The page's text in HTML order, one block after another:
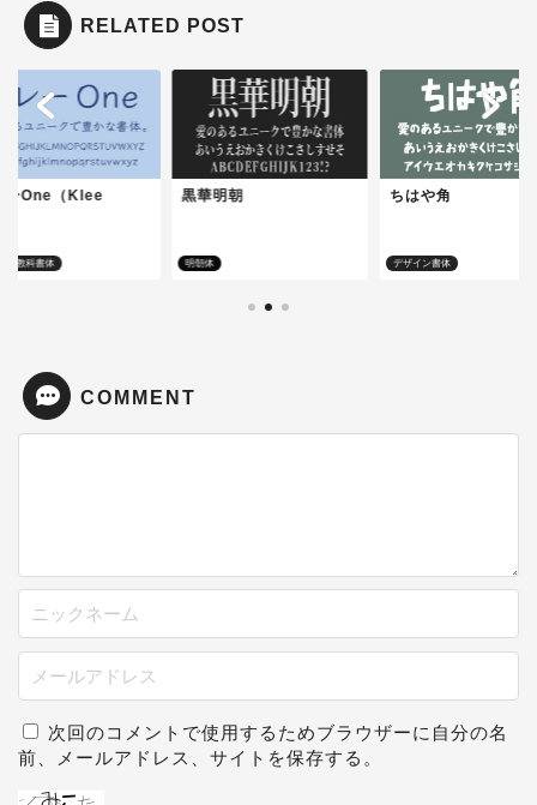
RELATED POST
・教科書体
ーOne（Klee
明朝体
黒華明朝
デザイン書体
ちはや角
COMMENT
次回のコメントで使用するためブラウザーに自分の名
前、メールアドレス、サイトを保存する。